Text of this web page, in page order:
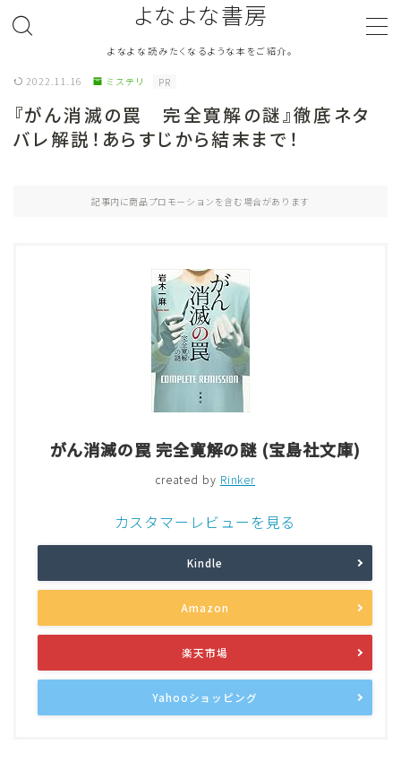
よなよな書房
よなよな読みたくなるような本をご紹介。
ジャンル Genre
Evaluation
読書をより楽しむ Good Reading
2022.11.16 ミステリ PR
『がん消滅の罠 完全寛解の謎』徹底ネタ
バレ解説！あらすじから結末まで！
記事内に商品プロモーションを含む場合があります
がん消滅の罠 完全寛解の謎 (宝島社文庫)
created by Rinker
カスタマーレビューを見る
Kindle
Amazon
楽天市場
Yahooショッピング